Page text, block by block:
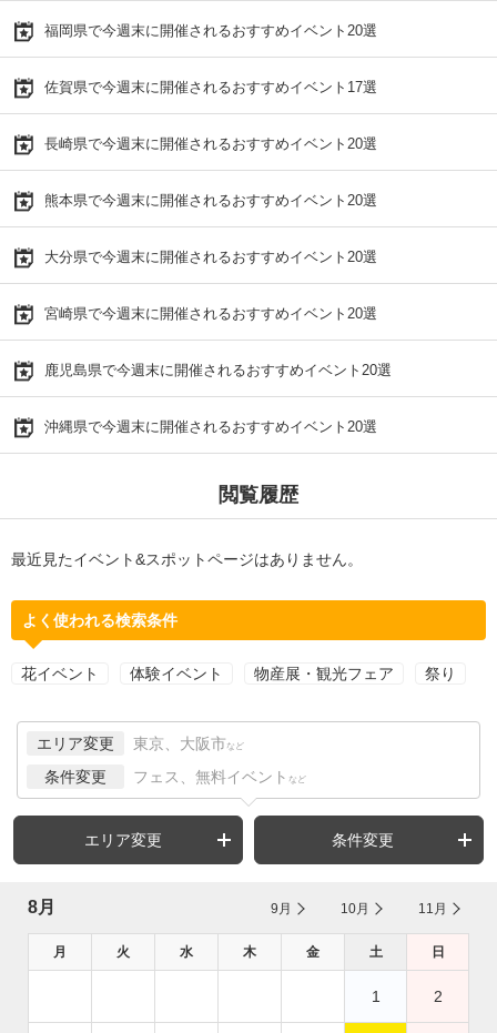
福岡県で今週末に開催されるおすすめイベント20選
佐賀県で今週末に開催されるおすすめイベント17選
長崎県で今週末に開催されるおすすめイベント20選
熊本県で今週末に開催されるおすすめイベント20選
大分県で今週末に開催されるおすすめイベント20選
宮崎県で今週末に開催されるおすすめイベント20選
鹿児島県で今週末に開催されるおすすめイベント20選
沖縄県で今週末に開催されるおすすめイベント20選
閲覧履歴
最近見たイベント&スポットページはありません。
よく使われる検索条件
花イベント 体験イベント 物産展・観光フェア 祭り
エリア変更 東京、大阪市 など
条件変更 フェス、無料イベント など
エリア変更 条件変更
8月 9月 10月 11月
月 火 水 木 金 土 日
1 2